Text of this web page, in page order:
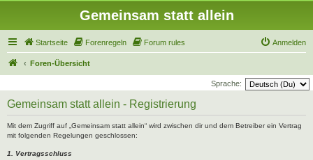
Gemeinsam statt allein
Startseite Forenregeln Forum rules Anmelden
Foren-Übersicht
Sprache:
Gemeinsam statt allein - Registrierung
Mit dem Zugriff auf „Gemeinsam statt allein“ wird zwischen dir und dem Betreiber ein Vertrag
mit folgenden Regelungen geschlossen:
1. Vertragsschluss